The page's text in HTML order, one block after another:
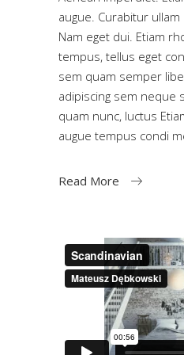
augue. Curabitur
Nam eget dui. Etiam
tempus, tellus eget
sem quam semper
adipiscing sem neque
quam nunc, luctus
augue tempus condi
Read More